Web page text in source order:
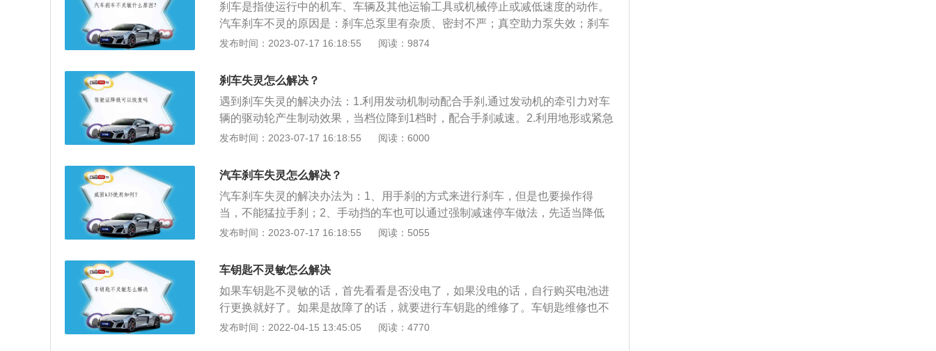
度高，造成的急刹车情况；5、可能是前刹刹得太用力了，而且估计车没有前轮
避震。如果有的话那个下冲力就会被避震缓冲掉一部分。解决方法就是把前轮的
刹车调松一点；6、保持安全距离。如果是跟车时刹车，要保证与前车保持安全
车相同的速度；7、提前减速。如果感觉刹车太灵敏，要根据路况提前减速，轻
踩刹车。应该缓慢持续地轻踩刹车，在保持足够制动距离的同时均匀减速。当车
身趋于停止时，慢慢地抬起刹车，直到车停下来。
刹车是指使运行中的机车、车辆及其他运输工具或机械停止或减低速度的动作。
汽车刹车不灵的原因是：刹车总泵里有杂质、密封不严；真空助力泵失效；刹车
油过脏；刹车总泵或分泵漏油；储气罐或管路接口漏气；严重超载；刹车毂碳
示灯，提醒其他车辆；2、更换挡位至较低挡；3、靠边停车，慢慢拉起手刹。
发布时间：2023-07-17 16:18:55 阅读：9874
刹车失灵怎么解决？
遇到刹车失灵的解决办法：1.利用发动机制动配合手刹,通过发动机的牵引力对车
辆的驱动轮产生制动效果，当档位降到1档时，配合手刹减速。2.利用地形或紧急
避险车道来进行减速。3.熄灭发动机，然后调节好方向盘，直线行驶。防止刹车
各项功能进行检查，确保各项功能没有问题再开车上路。
发布时间：2023-07-17 16:18:55 阅读：6000
汽车刹车失灵怎么解决？
汽车刹车失灵的解决办法为：1、用手刹的方式来进行刹车，但是也要操作得
当，不能猛拉手刹；2、手动挡的车也可以通过强制减速停车做法，先适当降低
挡位，松油门，利用发动机气缸压缩的作用使车子停下来。如果前面两种不起作
应急车道。先保证人安全第一和不发生二次事故为首，如果是手刹车可缓慢拉起
手刹，注意不要一下子全拉起，以免车速过快汽车发生侧翻，等车速变慢40以下
可全拉起手刹，电子手刹同理，等降到一定速度再启用。
发布时间：2023-07-17 16:18:55 阅读：5055
车钥匙不灵敏怎么解决
如果车钥匙不灵敏的话，首先看看是否没电了，如果没电的话，自行购买电池进
行更换就好了。如果是故障了的话，就要进行车钥匙的维修了。车钥匙维修也不
是很难，一般就是接触不良了，自己也可以完成的。首先要找一处通电和视线良
发布时间：2022-04-15 13:45:05 阅读：4770